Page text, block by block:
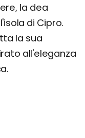
la dea
di Cipro.
la sua
all'eleganza